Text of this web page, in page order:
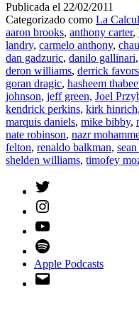
Publicada el 22/02/2011
Categorizado como La
aaron brooks, anthony carter,
landry, carmelo anthony,
dan gadzuric, danilo gallinari,
deron williams, derrick favors
goran dragic, hasheem
johnson, jeff green, Joel
kendrick perkins, kirk hinrich,
marquis daniels, mike bibby,
nate robinson, nazr
felton, renaldo balkman,
shelden williams, timofey
Apple Podcasts